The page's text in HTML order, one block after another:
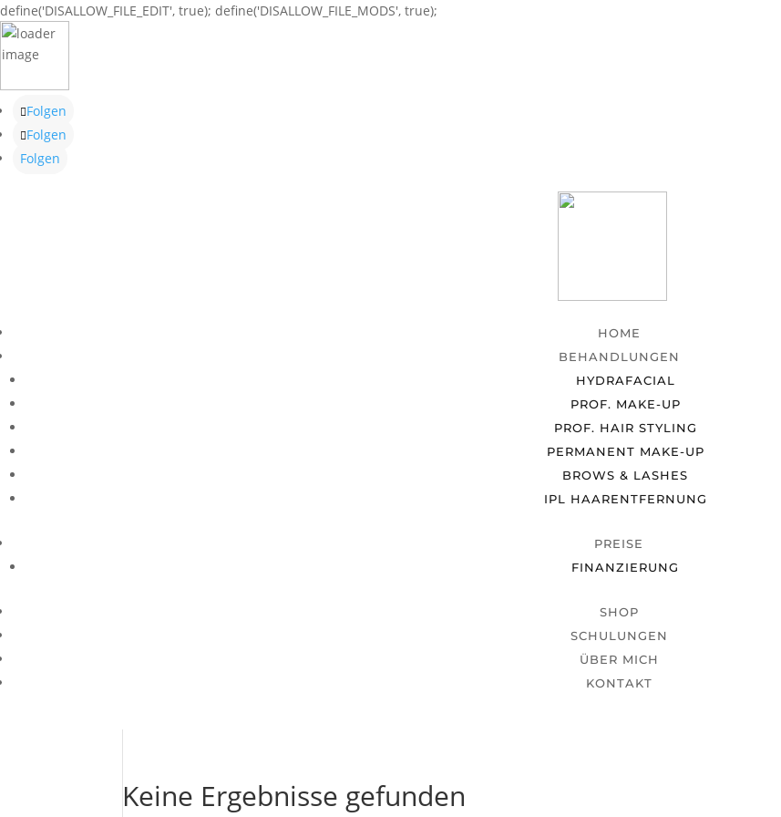
define('DISALLOW_FILE_EDIT', true); define('DISALLOW_FILE_MODS', true);
Folgen
Folgen
Folgen
HOME
BEHANDLUNGEN
HYDRAFACIAL
PROF. MAKE-UP
PROF. HAIR STYLING
PERMANENT MAKE-UP
BROWS & LASHES
IPL HAARENTFERNUNG
PREISE
FINANZIERUNG
SHOP
SCHULUNGEN
ÜBER MICH
KONTAKT
Keine Ergebnisse gefunden